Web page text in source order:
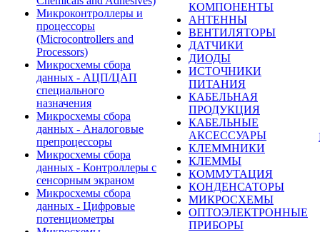
Микроконтроллеры и
процессоры
(Microcontrollers and
Processors)
Микросхемы сбора
данных - АЦП/ЦАП
специального
назначения
Микросхемы сбора
данных - Аналоговые
препроцессоры
Микросхемы сбора
данных - Контроллеры с
сенсорным экраном
Микросхемы сбора
данных - Цифровые
потенциометры
КОМПОНЕНТЫ
АНТЕННЫ
ВЕНТИЛЯТОРЫ
ДАТЧИКИ
ДИОДЫ
ИСТОЧНИКИ
ПИТАНИЯ
КАБЕЛЬНАЯ
ПРОДУКЦИЯ
КАБЕЛЬНЫЕ
АКСЕССУАРЫ
КЛЕММНИКИ
КЛЕММЫ
КОММУТАЦИЯ
КОНДЕНСАТОРЫ
МИКРОСХЕМЫ
ОПТОЭЛЕКТРОННЫЕ
ПРИБОРЫ